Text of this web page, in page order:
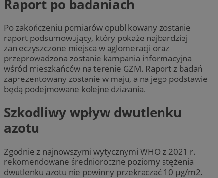
Raport po badaniach
Po zakończeniu pomiarów opublikowany zostanie
raport podsumowujący, który pokaże najbardziej
zanieczyszczone miejsca w aglomeracji oraz
przeprowadzona zostanie kampania informacyjna
wśród mieszkańców na terenie GZM. Raport z badań
zaprezentowany zostanie w maju, a na jego podstawie
będą podejmowane kolejne działania.
Szkodliwy wpływ dwutlenku
azotu
Zgodnie z najnowszymi wytycznymi WHO z 2021 r.
rekomendowane średnioroczne poziomy stężenia
dwutlenku azotu nie powinny przekraczać 10 µg/m2.